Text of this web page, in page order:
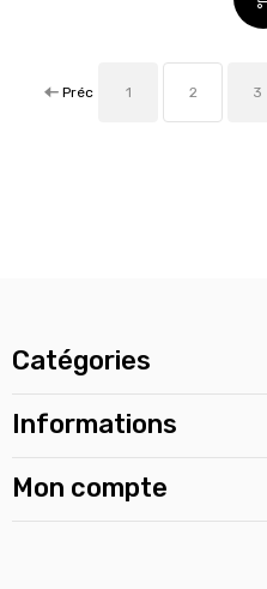
Préc 1 2 3
Catégories
Informations
Mon compte